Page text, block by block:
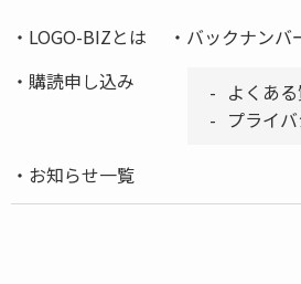
LOGO-BIZとは バックナンバ
購読申し込み
よくあ
プライ
お知らせ一覧